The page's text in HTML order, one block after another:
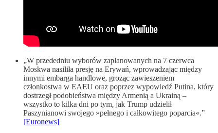
„W przededniu wyborów zaplanowanych na 7 czerwca
Moskwa nasiliła presję na Erywań, wprowadzając między
innymi embarga handlowe, grożąc zawieszeniem
członkostwa w EAEU oraz poprzez wypowiedź Putina, który
dostrzegł podobieństwa między Armenią a Ukrainą –
wszystko to kilka dni po tym, jak Trump udzielił
Paszynianowi swojego »pełnego i całkowitego poparcia«.”
[Euronews]